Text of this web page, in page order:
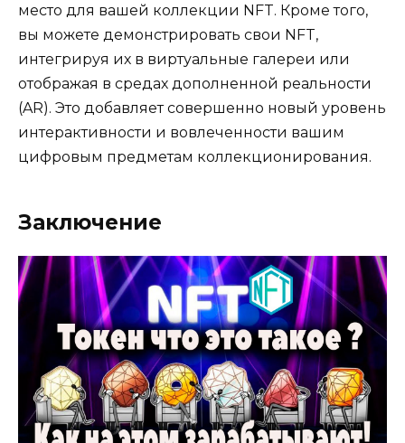
место для вашей коллекции NFT. Кроме того,
вы можете демонстрировать свои NFT,
интегрируя их в виртуальные галереи или
отображая в средах дополненной реальности
(AR). Это добавляет совершенно новый уровень
интерактивности и вовлеченности вашим
цифровым предметам коллекционирования.
Заключение